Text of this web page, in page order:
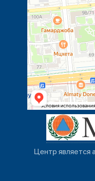
Центр является